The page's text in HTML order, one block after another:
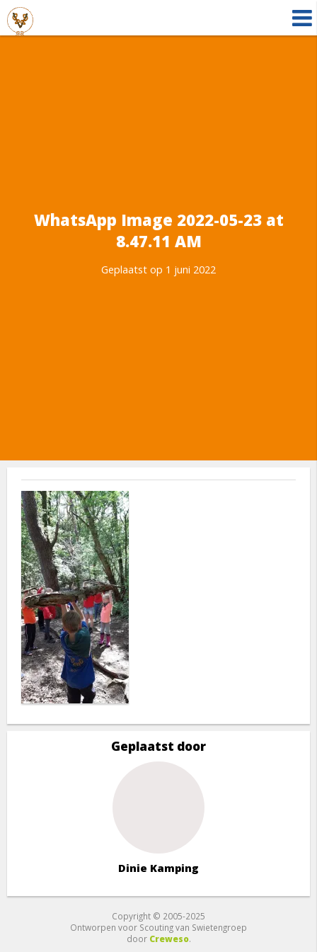
WhatsApp Image 2022-05-23 at
8.47.11 AM
Geplaatst op 1 juni 2022
Geplaatst door
Dinie Kamping
Copyright © 2005-2025
Ontworpen voor Scouting van Swietengroep
door Creweso.